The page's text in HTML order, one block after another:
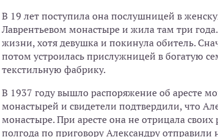
В 19 лет поступила она послушницей в
Лаврентьевом монастыре и жила там три
жизни, хотя девушка и покинула обитель.
потом устроилась прислужницей в богатую
текстильную фабрику.
В 1937 году вышло распоряжение об аресте
монастырей и свидетели подтвердили, что
монастыре. При аресте она не отрицала
полгода по приговору Александру отправили